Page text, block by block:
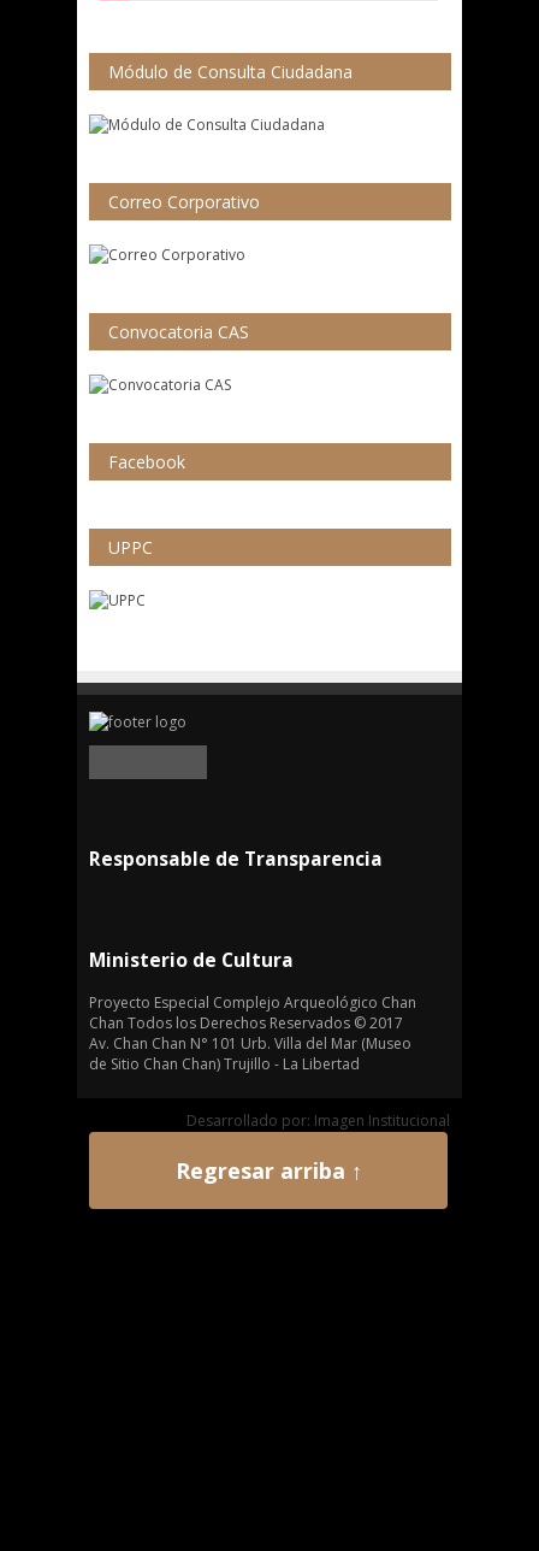
Módulo de Consulta Ciudadana
Correo Corporativo
Convocatoria CAS
Facebook
UPPC
Responsable de Transparencia
Ministerio de Cultura
Proyecto Especial Complejo Arqueológico Chan
Chan Todos los Derechos Reservados © 2017
Av. Chan Chan N° 101 Urb. Villa del Mar (Museo
de Sitio Chan Chan) Trujillo - La Libertad
Desarrollado por: Imagen Institucional
Regresar arriba ↑